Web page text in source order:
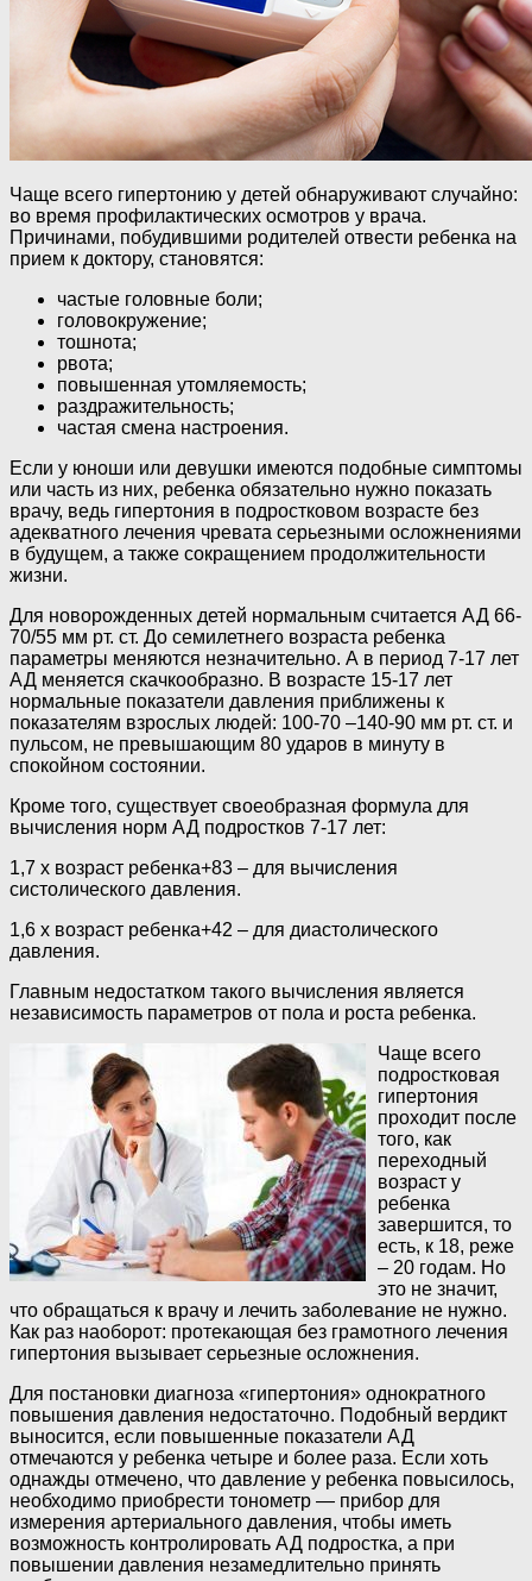
Чаще всего гипертонию у детей обнаруживают случайно:
во время профилактических осмотров у врача.
Причинами, побудившими родителей отвести ребенка на
прием к доктору, становятся:
частые головные боли;
головокружение;
тошнота;
рвота;
повышенная утомляемость;
раздражительность;
частая смена настроения.
Если у юноши или девушки имеются подобные симптомы
или часть из них, ребенка обязательно нужно показать
врачу, ведь гипертония в подростковом возрасте без
адекватного лечения чревата серьезными осложнениями
в будущем, а также сокращением продолжительности
жизни.
Для новорожденных детей нормальным считается АД 66-
70/55 мм рт. ст. До семилетнего возраста ребенка
параметры меняются незначительно. А в период 7-17 лет
АД меняется скачкообразно. В возрасте 15-17 лет
нормальные показатели давления приближены к
показателям взрослых людей: 100-70 –140-90 мм рт. ст. и
пульсом, не превышающим 80 ударов в минуту в
спокойном состоянии.
Кроме того, существует своеобразная формула для
вычисления норм АД подростков 7-17 лет:
1,7 х возраст ребенка+83 – для вычисления
систолического давления.
1,6 х возраст ребенка+42 – для диастолического
давления.
Главным недостатком такого вычисления является
независимость параметров от пола и роста ребенка.
Чаще всего
подростковая
гипертония
проходит после
того, как
переходный
возраст у
ребенка
завершится, то
есть, к 18, реже
– 20 годам. Но
это не значит,
что обращаться к врачу и лечить заболевание не нужно.
Как раз наоборот: протекающая без грамотного лечения
гипертония вызывает серьезные осложнения.
Для постановки диагноза «гипертония» однократного
повышения давления недостаточно. Подобный вердикт
выносится, если повышенные показатели АД
отмечаются у ребенка четыре и более раза. Если хоть
однажды отмечено, что давление у ребенка повысилось,
необходимо приобрести тонометр — прибор для
измерения артериального давления, чтобы иметь
возможность контролировать АД подростка, а при
повышении давления незамедлительно принять